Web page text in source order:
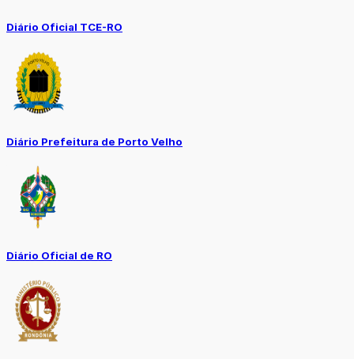
Diário Oficial TCE-RO
Diário Prefeitura de Porto Velho
Diário Oficial de RO